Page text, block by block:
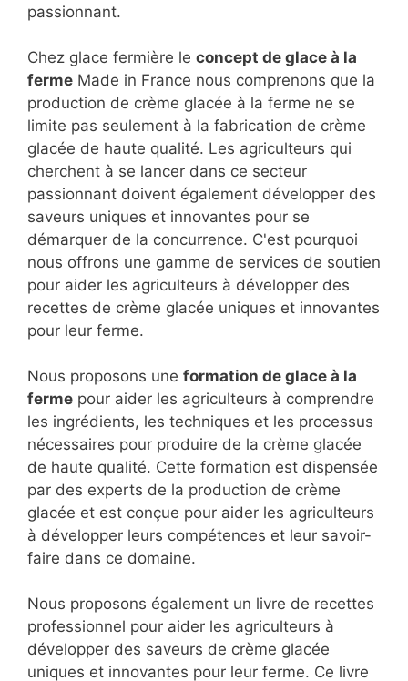
passionnant.
Chez glace fermière le concept de glace à la
ferme Made in France nous comprenons que la
production de crème glacée à la ferme ne se
limite pas seulement à la fabrication de crème
glacée de haute qualité. Les agriculteurs qui
cherchent à se lancer dans ce secteur
passionnant doivent également développer des
saveurs uniques et innovantes pour se
démarquer de la concurrence. C'est pourquoi
nous offrons une gamme de services de soutien
pour aider les agriculteurs à développer des
recettes de crème glacée uniques et innovantes
pour leur ferme.
Nous proposons une formation de glace à la
ferme pour aider les agriculteurs à comprendre
les ingrédients, les techniques et les processus
nécessaires pour produire de la crème glacée
de haute qualité. Cette formation est dispensée
par des experts de la production de crème
glacée et est conçue pour aider les agriculteurs
à développer leurs compétences et leur savoir-
faire dans ce domaine.
Nous proposons également un livre de recettes
professionnel pour aider les agriculteurs à
développer des saveurs de crème glacée
uniques et innovantes pour leur ferme. Ce livre